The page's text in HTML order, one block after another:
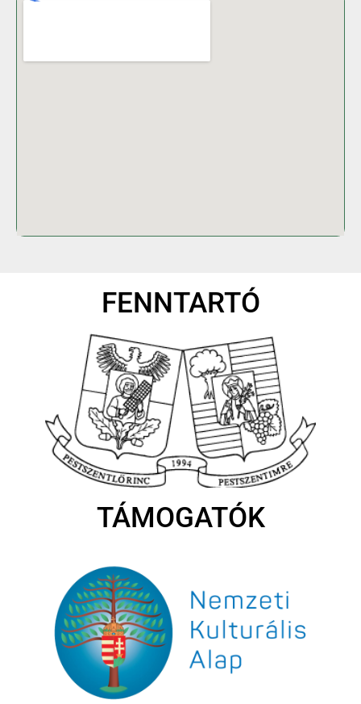
FENNTARTÓ
TÁMOGATÓK